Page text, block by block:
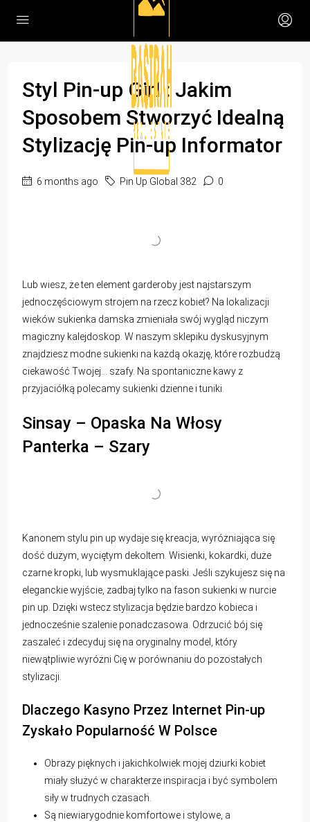
Styl Pin-up Girl : Jakim
Sposobem Stworzyć Idealną
Stylizację Pin-up Informator
6 months ago Pin Up Global 382 0
Lub wiesz, że ten element garderoby jest najstarszym
jednoczęściowym strojem na rzecz kobiet? Na lokalizacji
wieków sukienka damska zmieniała swój wygląd niczym
magiczny kalejdoskop. W naszym sklepiku dyskusyjnym
znajdziesz modne sukienki na każdą okazję, które rozbudzą
ciekawość Twojej… szafy. Na spontaniczne kawy z
przyjaciółką polecamy sukienki dzienne i tuniki.
Sinsay – Opaska Na Włosy
Panterka – Szary
Kanonem stylu pin up wydaje się kreacja, wyróżniająca się
dość dużym, wyciętym dekoltem. Wisienki, kokardki, duże
czarne kropki, lub wysmuklające paski. Jeśli szykujesz się na
eleganckie wyjście, zadbaj tylko na fason sukienki w nurcie
pin up. Dzięki wstecz stylizacja będzie bardzo kobieca i
jednocześnie szalenie ponadczasowa. Odrzucić bój się
zaszaleć i zdecyduj się na oryginalny model, który
niewątpliwie wyróżni Cię w porównaniu do pozostałych
stylizacji.
Dlaczego Kasyno Przez Internet Pin-up
Zyskało Popularność W Polsce
Obrazy pięknych i jakichkolwiek mojej dziurki kobiet
miały służyć w charakterze inspiracja i być symbolem
siły w trudnych czasach.
Są niewiarygodnie komfortowe i stylowe, a